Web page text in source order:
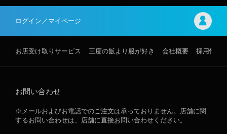
ログイン／マイページ
お店受け取りサービス 三度の飯より服が好き 会社概要 採用情報
お問い合わせ
※メールおよびお電話でのご注文は承っておりません。店舗に関
するお問い合わせは、店舗に直接お問い合わせください。